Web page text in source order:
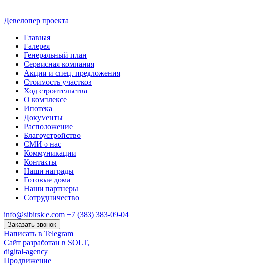
Девелопер проекта
Главная
Галерея
Генеральный план
Сервисная компания
Акции и спец. предложения
Стоимость участков
Ход строительства
О комплексе
Ипотека
Документы
Расположение
Благоустройство
СМИ о нас
Коммуникации
Контакты
Наши награды
Готовые дома
Наши партнеры
Сотрудничество
info@sibirskie.com +7 (383) 383-09-04
Заказать звонок
Написать в Telegram
Сайт разработан в SOLT,
digital-agency
Продвижение